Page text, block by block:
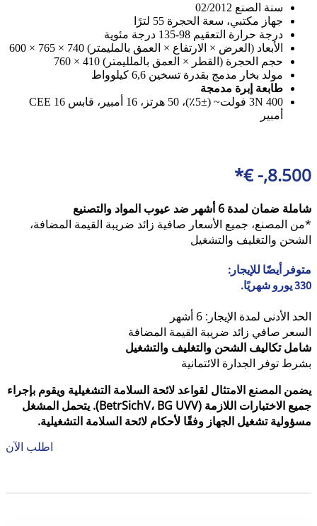
سنة الصنع 02/2012
جهاز مكتبي، سعة الحجرة 55 لترًا
درجة حرارة التعقيم 98-135 درجة مئوية
الأبعاد (العرض × الارتفاع × العمق بالمليمتر) 740 × 765 × 600
حجم الحجرة (القطر × العمق بالملليمتر) 410 × 760
مولد بخار مدمج بقدرة تسخين 6,6 كيلوواط
طابعة إبرة مدمجة
3N 400 فولت~ (±5٪)، 50 هرتز، 16 أمبير، قابس CEE 16
أمبير
8.500,- €*
شاملة ضمان لمدة 6 أشهر ضد عيوب المواد والتصنيع
*من المصنع، جميع الأسعار صافية زائد ضريبة القيمة المضافة،
الشحن والتغليف والتشغيل
متوفر أيضًا للإيجار:
330 يورو شهريًا.
الحد الأدنى لمدة الإيجار: 6 أشهر
السعر صافي زائد ضريبة القيمة المضافة
شامل تكاليف الشحن والتغليف والتشغيل
بشرط توفر الجدارة الائتمانية
يضمن المصنع الامتثال لقواعد لائحة السلامة التشغيلية ويقوم بإجراء
جميع الاختبارات اللازمة (BetrSichV، BG UVV). يتحمل المشغل
مسؤولية تشغيل الجهاز وفقًا لأحكام لائحة السلامة التشغيلية.
اطلب الآن